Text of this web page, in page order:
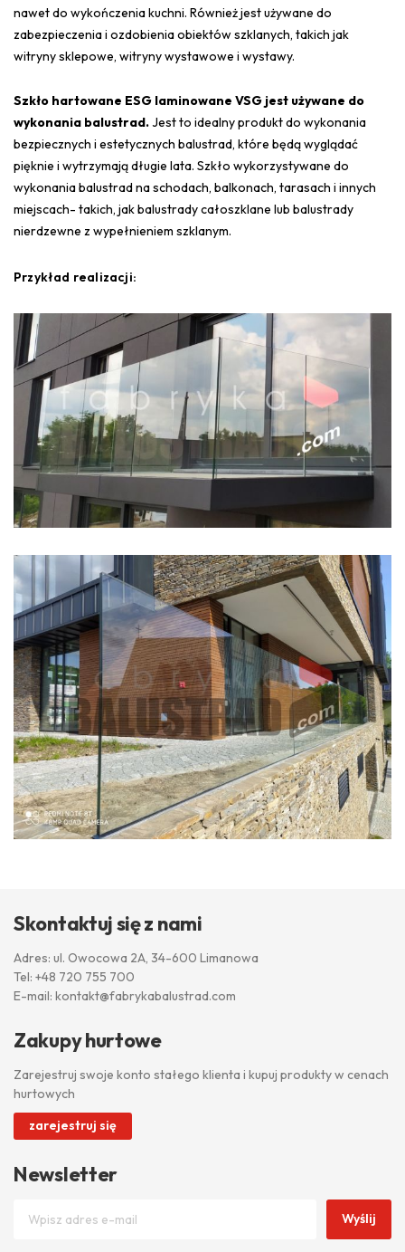
nawet do wykończenia kuchni. Również jest używane do
zabezpieczenia i ozdobienia obiektów szklanych, takich jak
witryny sklepowe, witryny wystawowe i wystawy.
Szkło hartowane ESG laminowane VSG jest używane do
wykonania balustrad.Jest to idealny produkt do wykonania
bezpiecznych i estetycznych balustrad, które będą wyglądać
pięknie i wytrzymają długie lata. Szkło wykorzystywane do
wykonania balustrad na schodach, balkonach, tarasach i innych
miejscach- takich, jak balustrady całoszklane lub balustrady
nierdzewne z wypełnieniem szklanym.
Przykład realizacji:
Skontaktuj się z nami
Adres: ul. Owocowa 2A, 34-600 Limanowa
Tel: +48 720 755 700
E-mail: kontakt@fabrykabalustrad.com
Zakupy hurtowe
Zarejestruj swoje konto stałego klienta i kupuj produkty w cenach
hurtowych
zarejestruj się
Newsletter
Wyślij